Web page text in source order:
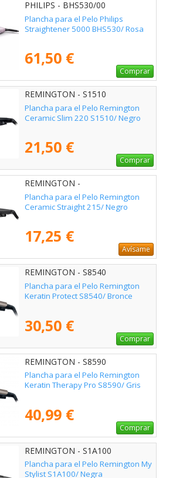
PHILIPS - BHS530/00
Plancha para el Pelo Philips
Straightener 5000 BHS530/ Rosa
61,50 €
Comprar
REMINGTON - S1510
Plancha para el Pelo Remington
Ceramic Slim 220 S1510/ Negro
21,50 €
Comprar
REMINGTON -
Plancha para el Pelo Remington
Ceramic Straight 215/ Negro
17,25 €
Avísame
REMINGTON - S8540
Plancha para el Pelo Remington
Keratin Protect S8540/ Bronce
30,50 €
Comprar
REMINGTON - S8590
Plancha para el Pelo Remington
Keratin Therapy Pro S8590/ Gris
40,99 €
Comprar
REMINGTON - S1A100
Plancha para el Pelo Remington My
Stylist S1A100/ Negra